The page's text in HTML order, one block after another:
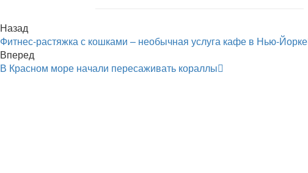
Назад
Фитнес-растяжка с кошками – необычная услуга кафе в Нью-Йорке
Вперед
В Красном море начали пересаживать кораллы